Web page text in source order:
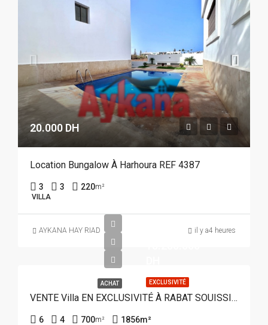
20.000 DH
Location Bungalow À Harhoura REF 4387
3 3 220m²
VILLA
AYKANA HAY RIAD il y a4 heures
EXCLUSIVITÉ
ACHAT
VENTE Villa EN EXCLUSIVITÉ À RABAT SOUISSI REF 4382
6 4 700m² 1856m²